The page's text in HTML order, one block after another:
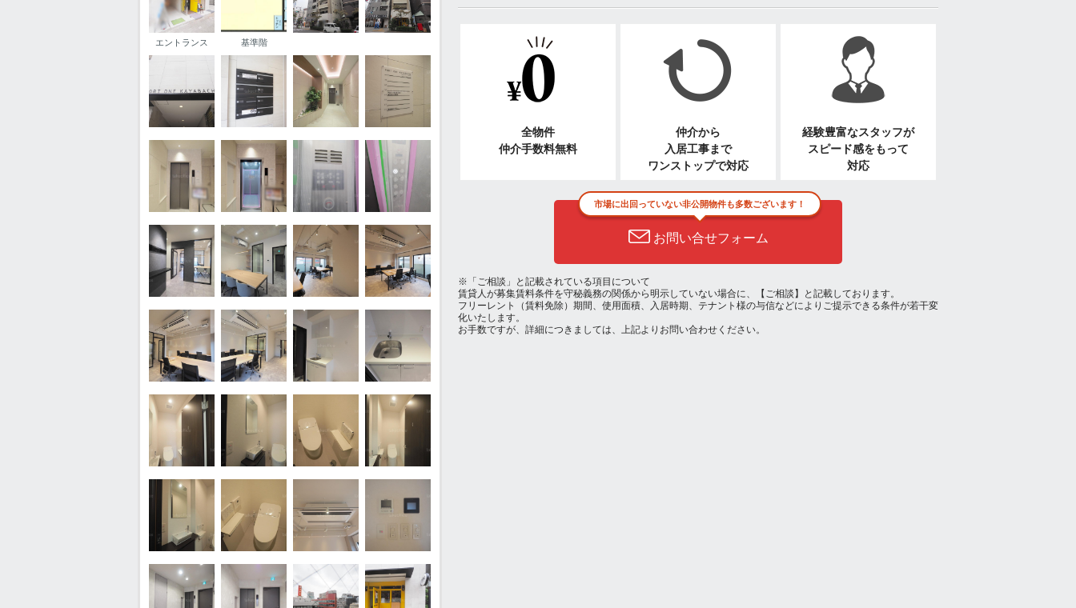
エントランス 基準階
全物件
仲介手数料無料
仲介から
入居工事まで
ワンストップで対応
経験豊富なスタッフが
スピード感をもって
対応
市場に出回っていない非公開物件も多数ございます！
お問い合せフォーム
※「ご相談」と記載されている項目について
賃貸人が募集賃料条件を守秘義務の関係から明示していない場合に、【ご相談】と記載しております。
フリーレント（賃料免除）期間、使用面積、入居時期、テナント様の与信などによりご提示できる条件が若干変
化いたします。
お手数ですが、詳細につきましては、上記よりお問い合わせください。